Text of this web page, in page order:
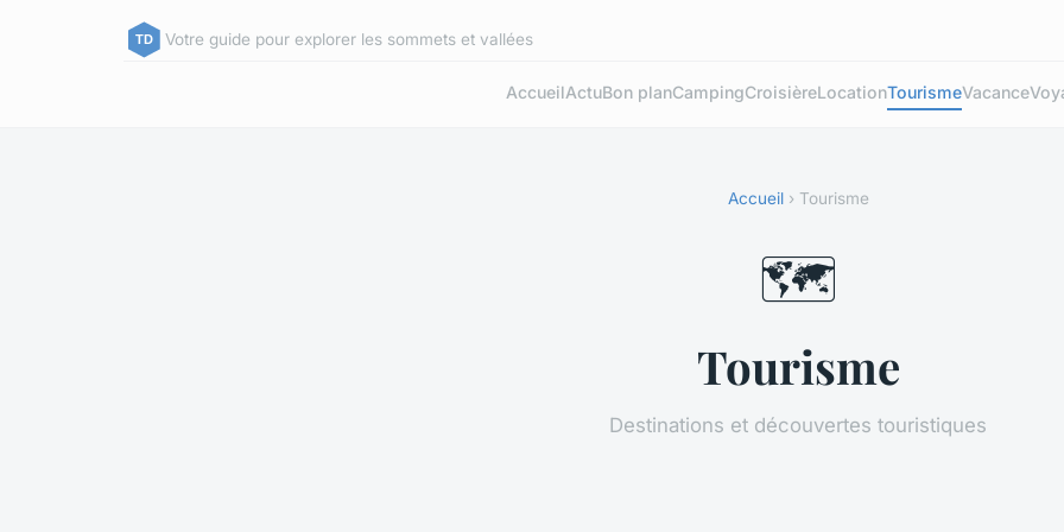
Votre guide pour explorer les sommets et vallées
AccueilActuBon planCampingCroisièreLocationTourismeVacance
Accueil› Tourisme
🗺️
Tourisme
Destinations et découvertes touristiques